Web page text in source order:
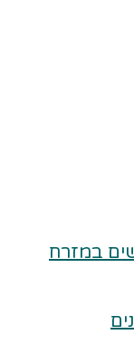
במזרח